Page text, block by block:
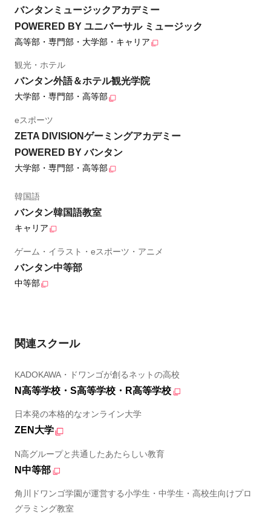
バンタンミュージックアカデミー
POWERED BY ユニバーサル ミュージック
高等部・専門部・大学部・キャリア
観光・ホテル
バンタン外語＆ホテル観光学院
大学部・専門部・高等部
eスポーツ
ZETA DIVISIONゲーミングアカデミー
POWERED BY バンタン
大学部・専門部・高等部
韓国語
バンタン韓国語教室
キャリア
ゲーム・イラスト・eスポーツ・アニメ
バンタン中等部
中等部
関連スクール
KADOKAWA・ドワンゴが創るネットの高校
N高等学校・S高等学校・R高等学校
日本発の本格的なオンライン大学
ZEN大学
N高グループと共通したあたらしい教育
N中等部
角川ドワンゴ学園が運営する小学生・中学生・高校生向けプロ
グラミング教室